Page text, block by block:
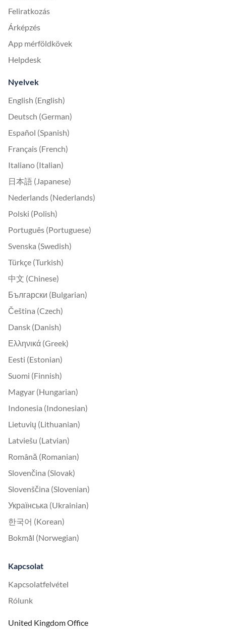
Feliratkozás
Árképzés
App mérföldkövek
Helpdesk
Nyelvek
English (English)
Deutsch (German)
Español (Spanish)
Français (French)
Italiano (Italian)
日本語 (Japanese)
Nederlands (Nederlands)
Polski (Polish)
Português (Portuguese)
Svenska (Swedish)
Türkçe (Turkish)
中文 (Chinese)
Български (Bulgarian)
Čeština (Czech)
Dansk (Danish)
Ελληνικά (Greek)
Eesti (Estonian)
Suomi (Finnish)
Magyar (Hungarian)
Indonesia (Indonesian)
Lietuvių (Lithuanian)
Latviešu (Latvian)
Română (Romanian)
Slovenčina (Slovak)
Slovenščina (Slovenian)
Українська (Ukrainian)
한국어 (Korean)
Bokmål (Norwegian)
Kapcsolat
Kapcsolatfelvétel
Rólunk
United Kingdom Office